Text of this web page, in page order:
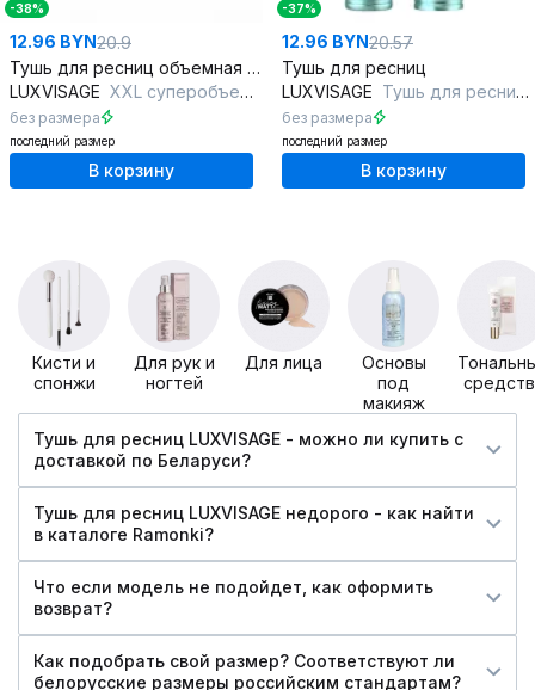
-38%
12.96 BYN20.9
Тушь для ресниц объемная и длинная черная
LUXVISAGE XXL суперобъем - эффект накладных ресниц
без размера
последний размер
В корзину
-37%
12.96 BYN20.57
Тушь для ресниц
LUXVISAGE Тушь для ресниц объемная LUXVISAGE ELASTICA THERMO TUBING черная 8 г
без размера
последний размер
В корзину
Кисти и
спонжи
Для рук и
ногтей
Для лица
Основы
под
макияж
Тушь для ресниц LUXVISAGE - можно ли купить c
доставкой по Беларуси?
Тушь для ресниц LUXVISAGE недорого - как найти
в каталоге Ramonki?
Что если модель не подойдет, как оформить
возврат?
Как подобрать свой размер? Соответствуют ли
белорусские размеры российским стандартам?